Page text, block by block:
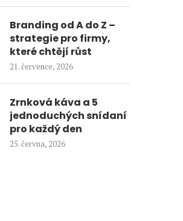
Branding od A do Z –
strategie pro firmy,
které chtějí růst
21. července, 2026
Zrnková káva a 5
jednoduchých snídaní
pro každý den
25. června, 2026